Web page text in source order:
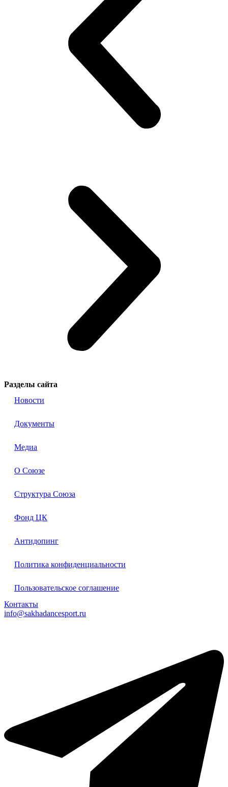
Разделы сайта
Новости
Документы
Медиа
О Союзе
Структура Союза
Фонд ЦК
Антидопинг
Политика конфиденциальности
Пользовательское соглашение
Контакты
info@sakhadancesport.ru